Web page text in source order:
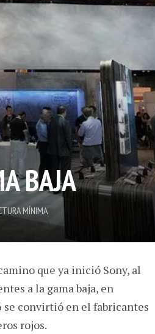
BAJA
MÍNIMA
que ya inició Sony, al
a la gama baja, en
se convirtió en el fabricantes
rojos.